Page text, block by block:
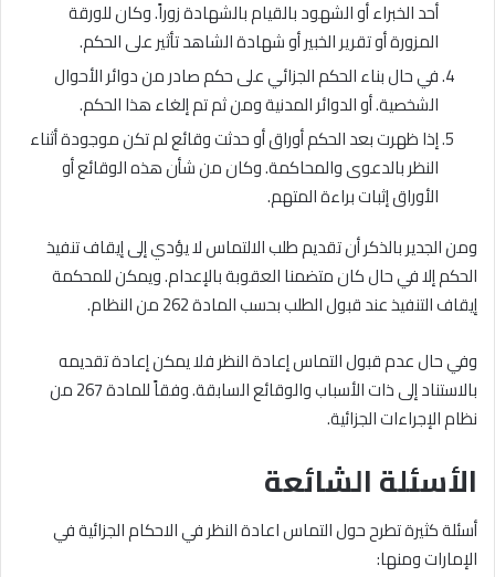
أحد الخبراء أو الشهود بالقيام بالشهادة زوراً. وكان للورقة
المزورة أو تقرير الخبير أو شهادة الشاهد تأثير على الحكم.
في حال بناء الحكم الجزائي على حكم صادر من دوائر الأحوال
الشخصية. أو الدوائر المدنية ومن ثم تم إلغاء هذا الحكم.
إذا ظهرت بعد الحكم أوراق أو حدثت وقائع لم تكن موجودة أثناء
النظر بالدعوى والمحاكمة. وكان من شأن هذه الوقائع أو
الأوراق إثبات براءة المتهم.
ومن الجدير بالذكر أن تقديم طلب الالتماس لا يؤدي إلى إيقاف تنفيذ
الحكم إلا في حال كان متضمنا العقوبة بالإعدام. ويمكن للمحكمة
إيقاف التنفيذ عند قبول الطلب بحسب المادة 262 من النظام.
وفي حال عدم قبول التماس إعادة النظر فلا يمكن إعادة تقديمه
بالاستناد إلى ذات الأسباب والوقائع السابقة. وفقاً للمادة 267 من
نظام الإجراءات الجزائية.
الأسئلة الشائعة
أسئلة كثيرة تطرح حول التماس اعادة النظر في الاحكام الجزائية في
الإمارات ومنها: